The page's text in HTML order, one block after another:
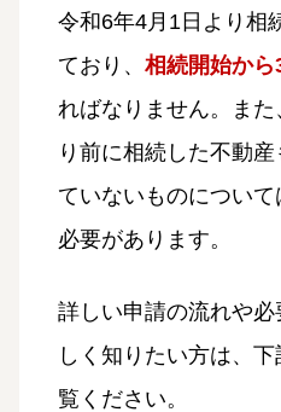
令和6年4月1日より相
ており、 相続開始か
ればなりません。また
り前に相続した不動
ていないものについ
必要があります。
詳しい申請の流れや
しく知りたい方は、
覧ください。